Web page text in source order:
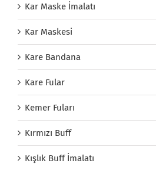
Kar Maske İmalatı
Kar Maskesi
Kare Bandana
Kare Fular
Kemer Fuları
Kırmızı Buff
Kışlık Buff İmalatı